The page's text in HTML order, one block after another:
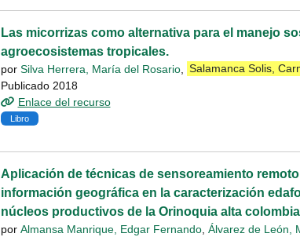
Las micorrizas como alternativa para el manejo
agroecosistemas tropicales.
por Silva Herrera, María del Rosario
Salamanca Solis,
Publicado 2018
Enlace del recurso
Libro
Aplicación de técnicas de sensoreamiento
información geográfica en la caracterización
núcleos productivos de la Orinoquia alta
por Almansa Manrique, Edgar Fernando Álvarez de León,